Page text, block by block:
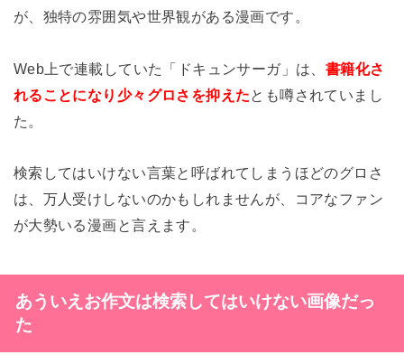
が、独特の雰囲気や世界観がある漫画です。
Web上で連載していた「ドキュンサーガ」は、 書籍化さ
れることになり少々グロさを抑えた とも噂されていまし
た。
検索してはいけない言葉と呼ばれてしまうほどのグロさ
は、万人受けしないのかもしれませんが、コアなファン
が大勢いる漫画と言えます。
あういえお作文は検索してはいけない画像だっ
た